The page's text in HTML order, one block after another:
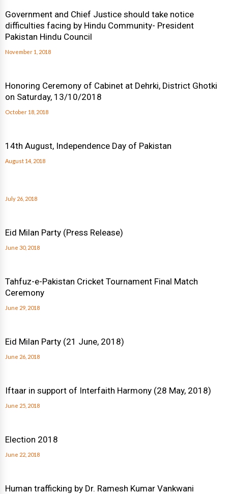
Government and Chief Justice should take notice
difficulties facing by Hindu Community- President
Pakistan Hindu Council
November 1, 2018
Honoring Ceremony of Cabinet at Dehrki, District Ghotki
on Saturday, 13/10/2018
October 18, 2018
14th August, Independence Day of Pakistan
August 14, 2018
July 26, 2018
Eid Milan Party (Press Release)
June 30, 2018
Tahfuz-e-Pakistan Cricket Tournament Final Match
Ceremony
June 29, 2018
Eid Milan Party (21 June, 2018)
June 26, 2018
Iftaar in support of Interfaith Harmony (28 May, 2018)
June 25, 2018
Election 2018
June 22, 2018
Human trafficking by Dr. Ramesh Kumar Vankwani